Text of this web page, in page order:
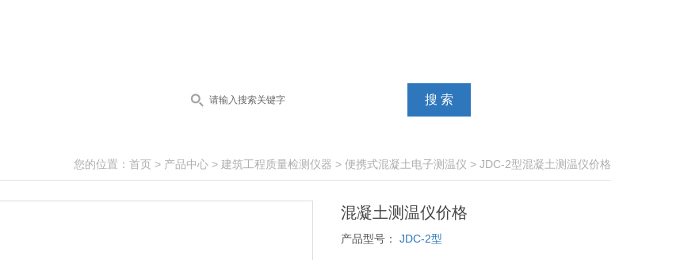
您的位置： 首页 > 产品中心 > 建筑工程质量检测仪器 > 便携式混凝土电子测温仪 > JDC-2型混凝土测温仪价格
混凝土测温仪价格
产品型号： JDC-2型